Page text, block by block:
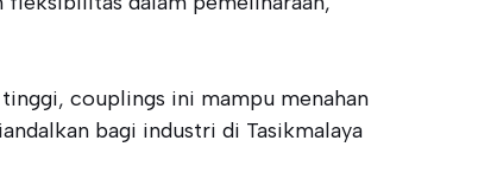
couplings ini mampu menahan
bagi industri di Tasikmalaya